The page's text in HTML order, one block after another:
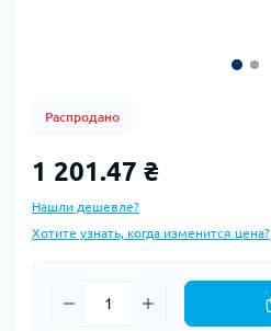
Распродано
1 201.47 ₴
Нашли дешевле?
Хотите узнать, когда изменится цена?